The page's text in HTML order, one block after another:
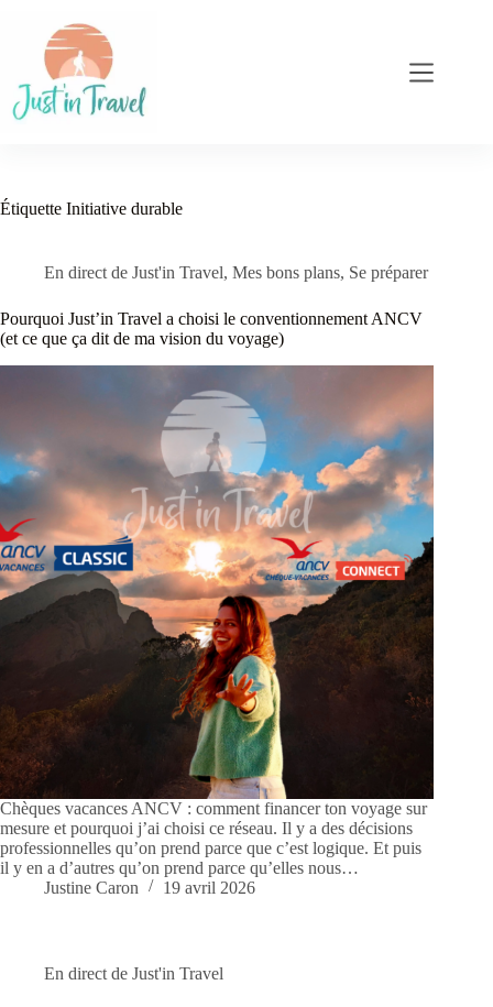
contenu
Étiquette Initiative durable
En direct de Just'in Travel, Mes bons plans, Se préparer
Pourquoi Just’in Travel a choisi le conventionnement ANCV
(et ce que ça dit de ma vision du voyage)
Chèques vacances ANCV : comment financer ton voyage sur
mesure et pourquoi j’ai choisi ce réseau. Il y a des décisions
professionnelles qu’on prend parce que c’est logique. Et puis
il y en a d’autres qu’on prend parce qu’elles nous…
Justine Caron
19 avril 2026
En direct de Just'in Travel